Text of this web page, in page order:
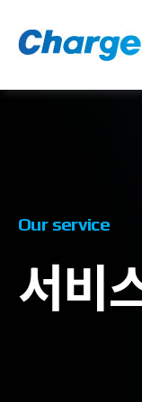
Our service
서비